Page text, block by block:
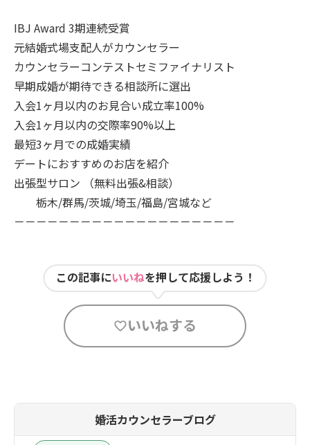
IBJ Award 3期連続受賞
元結婚式場支配人がカウンセラー
カウンセラーコンテストセミファイナリスト
早期成婚が期待できる相談所に選出
入会1ヶ月以内のお見合い成立率100%
入会1ヶ月以内の交際率90%以上
最短3ヶ月での成婚実績
デートにおすすめのお店を紹介
出張型サロン （無料出張&相談）
栃木/群馬/茨城/埼玉/福島/宮城など
－－－－－－－－－－－－－－－－－－－－
この記事にいいねを押して応援しよう！
いいねする
婚活カウンセラーブログ